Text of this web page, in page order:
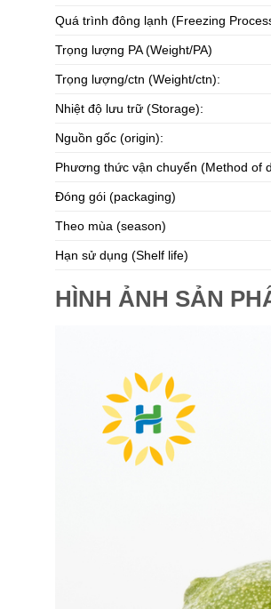
Quá trình đông lạnh (Freezing
Trọng lượng PA (Weight/PA)
Trọng lượng/ctn (Weight/ctn):
Nhiệt độ lưu trữ (Storage):
Nguồn gốc (origin):
Phương thức vận chuyển (Method of
Đóng gói (packaging)
Theo mùa (season)
Hạn sử dụng (Shelf life)
HÌNH ẢNH SẢN